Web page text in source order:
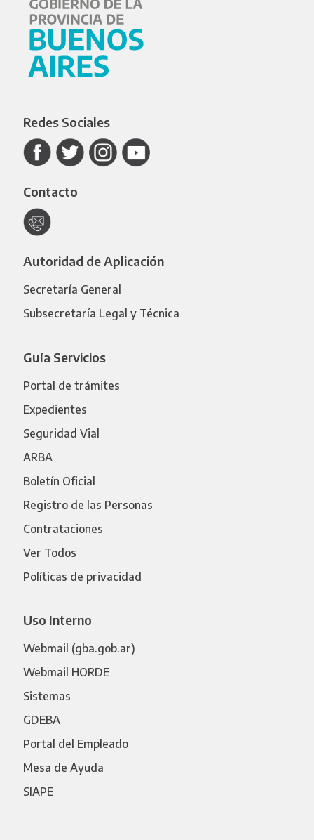
Redes Sociales
Contacto
Autoridad de Aplicación
Secretaría General
Subsecretaría Legal y Técnica
Guía Servicios
Portal de trámites
Expedientes
Seguridad Vial
ARBA
Boletín Oficial
Registro de las Personas
Contrataciones
Ver Todos
Políticas de privacidad
Uso Interno
Webmail (gba.gob.ar)
Webmail HORDE
Sistemas
GDEBA
Portal del Empleado
Mesa de Ayuda
SIAPE